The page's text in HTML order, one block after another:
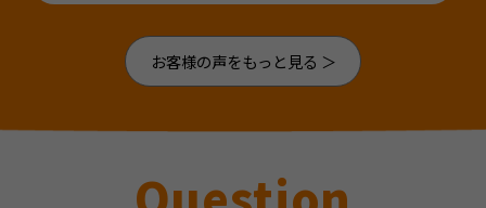
お客様の声をもっと見る ＞